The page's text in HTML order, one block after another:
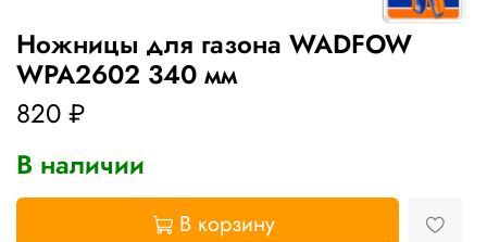
Ножницы для газона WADFOW
WPA2602 340 мм
820 ₽
В наличии
В корзину